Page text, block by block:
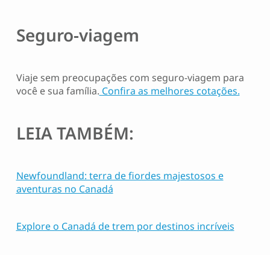
Seguro-viagem
Viaje sem preocupações com seguro-viagem para
você e sua família. Confira as melhores cotações.
LEIA TAMBÉM:
Newfoundland: terra de fiordes majestosos e
aventuras no Canadá
Explore o Canadá de trem por destinos incríveis